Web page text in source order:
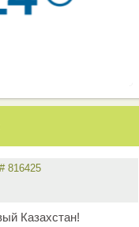
# 816425
Казахстан!